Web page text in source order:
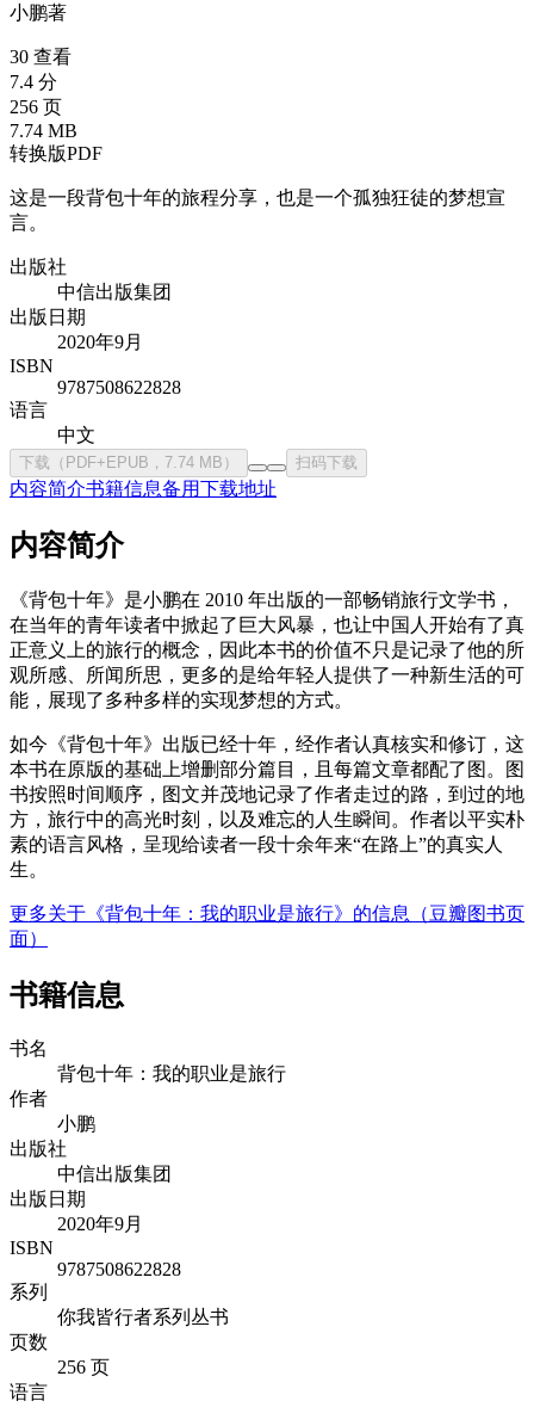
小鹏著
30 查看
7.4 分
256 页
7.74 MB
转换版PDF
这是一段背包十年的旅程分享，也是一个孤独狂徒的梦想宣
言。
出版社
中信出版集团
出版日期
2020年9月
ISBN
9787508622828
语言
中文
下载（PDF+EPUB，7.74 MB） 扫码下载
内容简介书籍信息备用下载地址
内容简介
《背包十年》是小鹏在 2010 年出版的一部畅销旅行文学书，
在当年的青年读者中掀起了巨大风暴，也让中国人开始有了真
正意义上的旅行的概念，因此本书的价值不只是记录了他的所
观所感、所闻所思，更多的是给年轻人提供了一种新生活的可
能，展现了多种多样的实现梦想的方式。
如今《背包十年》出版已经十年，经作者认真核实和修订，这
本书在原版的基础上增删部分篇目，且每篇文章都配了图。图
书按照时间顺序，图文并茂地记录了作者走过的路，到过的地
方，旅行中的高光时刻，以及难忘的人生瞬间。作者以平实朴
素的语言风格，呈现给读者一段十余年来“在路上”的真实人
生。
更多关于《背包十年：我的职业是旅行》的信息（豆瓣图书页
面）
书籍信息
书名
背包十年：我的职业是旅行
作者
小鹏
出版社
中信出版集团
出版日期
2020年9月
ISBN
9787508622828
系列
你我皆行者系列丛书
页数
256 页
语言